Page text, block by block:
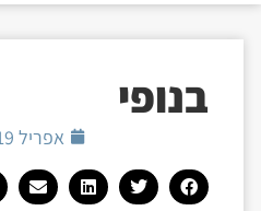
בנופי
אפריל 19, 2017